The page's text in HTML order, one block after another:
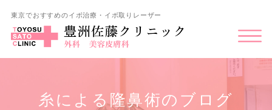
東京でおすすめのイボ治療・イボ取りレーザー
糸による隆鼻術のブログ